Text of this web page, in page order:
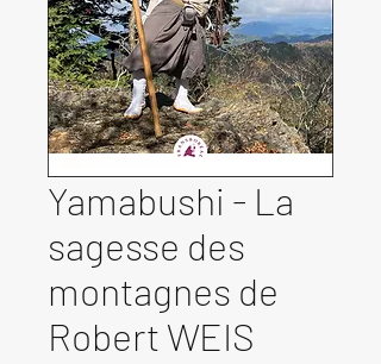
Yamabushi - La
sagesse des
montagnes de
Robert WEIS